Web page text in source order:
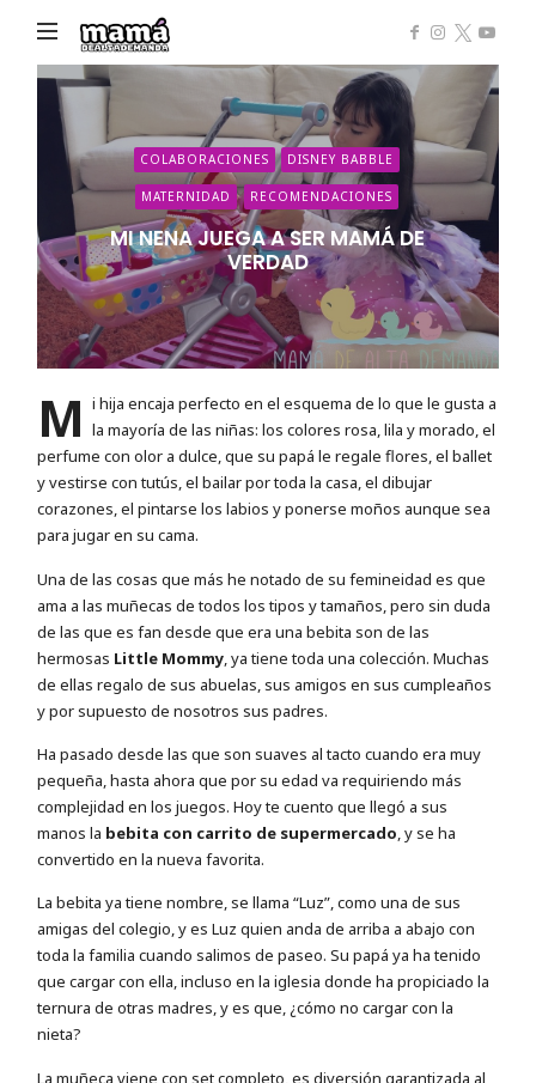
de
Alta
Demanda
COLABORACIONES DISNEY BABBLE
MATERNIDAD RECOMENDACIONES
MI NENA JUEGA A SER MAMÁ DE
VERDAD
M i hija encaja perfecto en el esquema de lo que le gusta a
la mayoría de las niñas: los colores rosa, lila y morado, el
perfume con olor a dulce, que su papá le regale flores, el ballet
y vestirse con tutús, el bailar por toda la casa, el dibujar
corazones, el pintarse los labios y ponerse moños aunque sea
para jugar en su cama.
Una de las cosas que más he notado de su femineidad es que
ama a las muñecas de todos los tipos y tamaños, pero sin duda
de las que es fan desde que era una bebita son de las
hermosas Little Mommy, ya tiene toda una colección. Muchas
de ellas regalo de sus abuelas, sus amigos en sus cumpleaños
y por supuesto de nosotros sus padres.
Ha pasado desde las que son suaves al tacto cuando era muy
pequeña, hasta ahora que por su edad va requiriendo más
complejidad en los juegos. Hoy te cuento que llegó a sus
manos la bebita con carrito de supermercado, y se ha
convertido en la nueva favorita.
La bebita ya tiene nombre, se llama “Luz”, como una de sus
amigas del colegio, y es Luz quien anda de arriba a abajo con
toda la familia cuando salimos de paseo. Su papá ya ha tenido
que cargar con ella, incluso en la iglesia donde ha propiciado la
ternura de otras madres, y es que, ¿cómo no cargar con la
nieta?
La muñeca viene con set completo, es diversión garantizada al